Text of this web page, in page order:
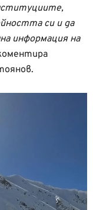
си и да
информация на